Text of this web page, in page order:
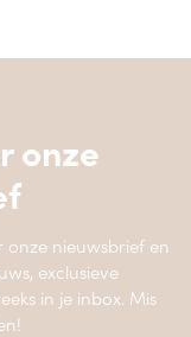
onze
nieuwsbrief en
exclusieve
in je inbox. Mis